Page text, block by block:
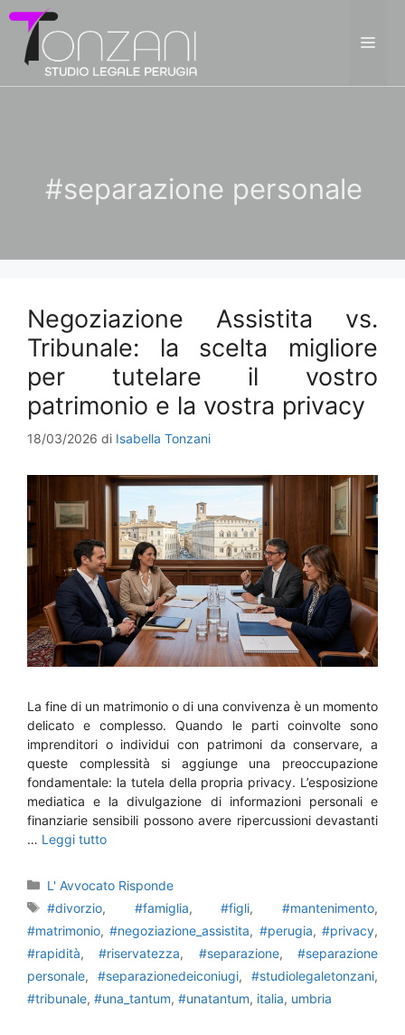
Vai
contenuto
#separazione personale
Negoziazione Assistita vs.
Tribunale: la scelta migliore
per tutelare il vostro
patrimonio e la vostra privacy
18/03/2026 di Isabella Tonzani
La fine di un matrimonio o di una convivenza è un momento
delicato e complesso. Quando le parti coinvolte sono
imprenditori o individui con patrimoni da conservare, a
queste complessità si aggiunge una preoccupazione
fondamentale: la tutela della propria privacy. L’esposizione
mediatica e la divulgazione di informazioni personali e
finanziarie sensibili possono avere ripercussioni devastanti
… Leggi tutto
Categorie
L' Avvocato Risponde
Tag
#divorzio, #famiglia,#figli,#mantenimento,
#matrimonio,#negoziazione_assistita, #perugia,#privacy,
#rapidità,#riservatezza, #separazione,#separazione
personale, #separazionedeiconiugi, #studiolegaletonzani,
#tribunale, #una_tantum, #unatantum, italia, umbria